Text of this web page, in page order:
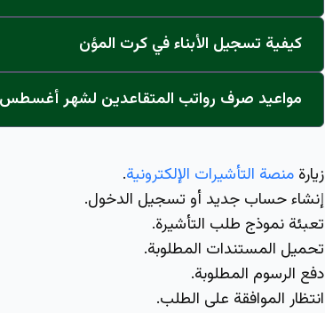
كيفية تسجيل الأبناء في كرت المؤن
مواعيد صرف رواتب المتقاعدين لشهر أغسطس في
زيارة منصة التأشيرات الإلكترونية.
إنشاء حساب جديد أو تسجيل الدخول.
تعبئة نموذج طلب التأشيرة.
تحميل المستندات المطلوبة.
دفع الرسوم المطلوبة.
انتظار الموافقة على الطلب.